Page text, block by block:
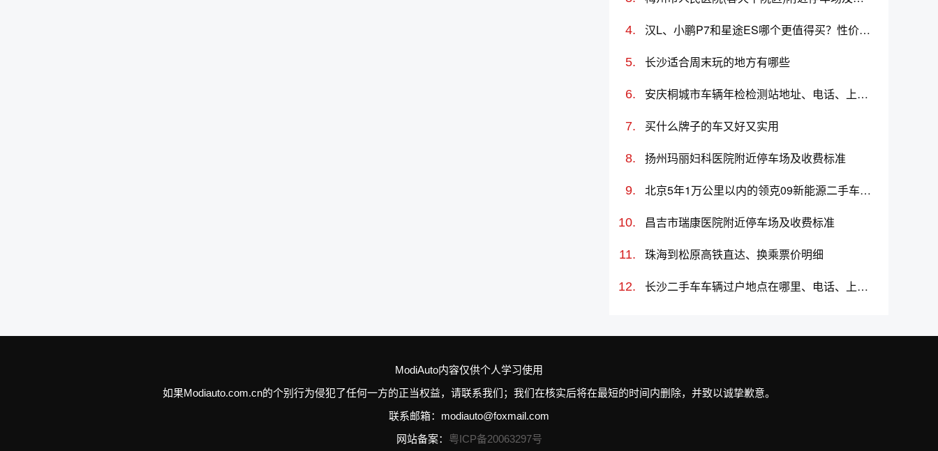
汉L、小鹏P7和星途ES哪个更值得买？性价比、配置对比
长沙适合周末玩的地方有哪些
安庆桐城市车辆年检检测站地址、电话、上班时间
买什么牌子的车又好又实用
扬州玛丽妇科医院附近停车场及收费标准
北京5年1万公里以内的领克09新能源二手车多少钱
昌吉市瑞康医院附近停车场及收费标准
珠海到松原高铁直达、换乘票价明细
长沙二手车车辆过户地点在哪里、电话、上班时间
ModiAuto内容仅供个人学习使用
如果Modiauto.com.cn的个别行为侵犯了任何一方的正当权益，请联系我们；我们在核实后将在最短的时间内删除，并致以诚挚歉意。
联系邮箱：modiauto@foxmail.com
网站备案： 粤ICP备20063297号